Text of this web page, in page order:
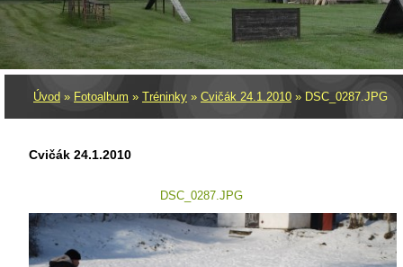
Úvod » Fotoalbum » Tréninky » Cvičák 24.1.2010 » DSC_0287.JPG
Cvičák 24.1.2010
DSC_0287.JPG